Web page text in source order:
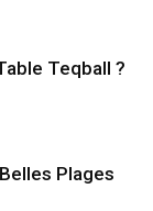
Teqball ?
Plages